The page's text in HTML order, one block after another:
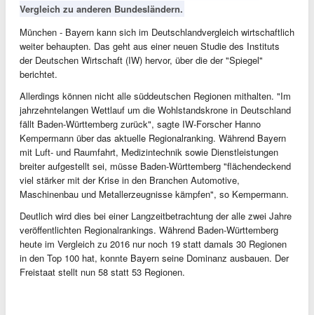
Vergleich zu anderen Bundesländern.
München - Bayern kann sich im Deutschlandvergleich wirtschaftlich
weiter behaupten. Das geht aus einer neuen Studie des Instituts
der Deutschen Wirtschaft (IW) hervor, über die der "Spiegel"
berichtet.
Allerdings können nicht alle süddeutschen Regionen mithalten. "Im
jahrzehntelangen Wettlauf um die Wohlstandskrone in Deutschland
fällt Baden-Württemberg zurück", sagte IW-Forscher Hanno
Kempermann über das aktuelle Regionalranking. Während Bayern
mit Luft- und Raumfahrt, Medizintechnik sowie Dienstleistungen
breiter aufgestellt sei, müsse Baden-Württemberg "flächendeckend
viel stärker mit der Krise in den Branchen Automotive,
Maschinenbau und Metallerzeugnisse kämpfen", so Kempermann.
Deutlich wird dies bei einer Langzeitbetrachtung der alle zwei Jahre
veröffentlichten Regionalrankings. Während Baden-Württemberg
heute im Vergleich zu 2016 nur noch 19 statt damals 30 Regionen
in den Top 100 hat, konnte Bayern seine Dominanz ausbauen. Der
Freistaat stellt nun 58 statt 53 Regionen.